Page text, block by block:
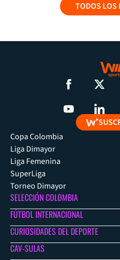
TODOS LOS
Copa Colombia
Liga Dimayor
Liga Femenina
SuperLiga
Torneo Dimayor
SELECCIÓN COLOMBIA
FÚTBOL INTERNACIONAL
CURIOSIDADES DEL DEPORTE
CAV-SULAS